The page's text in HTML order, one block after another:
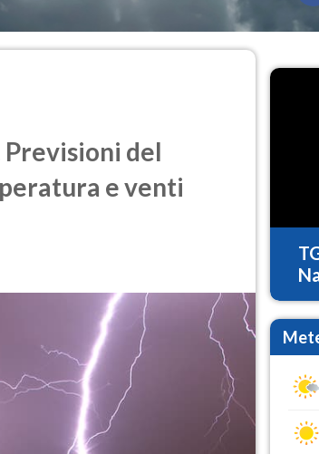
del
e venti